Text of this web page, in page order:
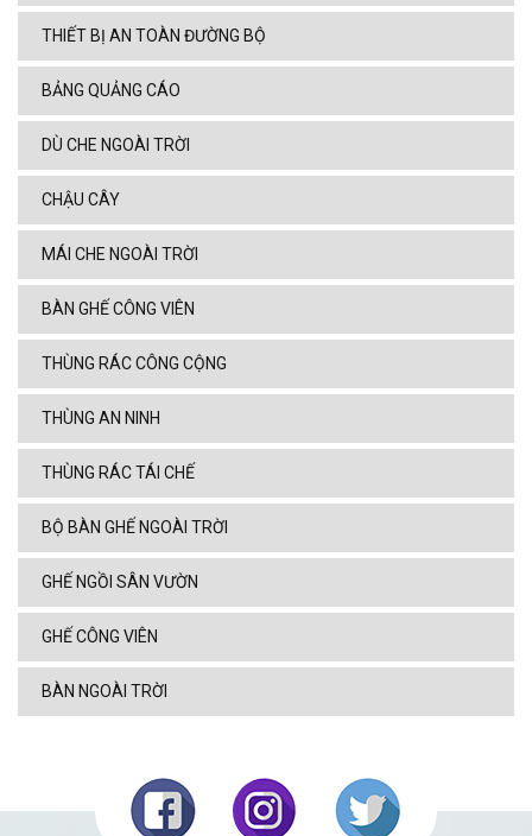
THIẾT BỊ AN TOÀN ĐƯỜNG BỘ
BẢNG QUẢNG CÁO
DÙ CHE NGOÀI TRỜI
CHẬU CÂY
MÁI CHE NGOÀI TRỜI
BÀN GHẾ CÔNG VIÊN
THÙNG RÁC CÔNG CỘNG
THÙNG AN NINH
THÙNG RÁC TÁI CHẾ
BỘ BÀN GHẾ NGOÀI TRỜI
GHẾ NGỒI SÂN VƯỜN
GHẾ CÔNG VIÊN
BÀN NGOÀI TRỜI